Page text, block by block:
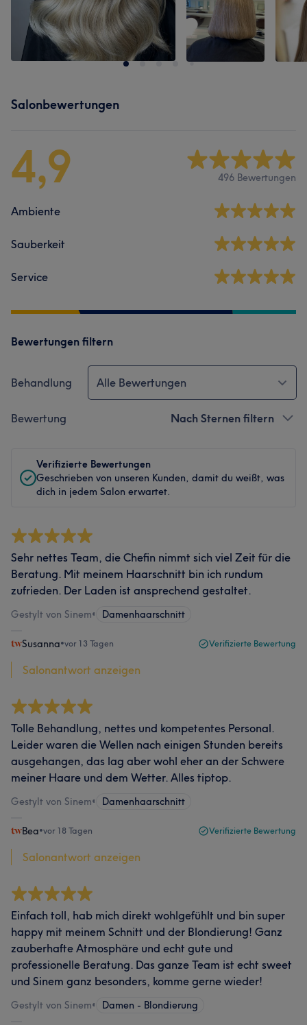
Salonbewertungen
4,9 496 Bewertungen
Ambiente
Sauberkeit
Service
Bewertungen filtern
Behandlung Alle Bewertungen
Bewertung Nach Sternen filtern
Verifizierte Bewertungen
Geschrieben von unseren Kunden, damit du weißt, was
dich in jedem Salon erwartet.
Sehr nettes Team, die Chefin nimmt sich viel Zeit für die
Beratung. Mit meinem Haarschnitt bin ich rundum
zufrieden. Der Laden ist ansprechend gestaltet.
Gestylt von Sinem• Damenhaarschnitt
Susanna•vor 13 Tagen Verifizierte Bewertung
Salonantwort anzeigen
Tolle Behandlung, nettes und kompetentes Personal.
Leider waren die Wellen nach einigen Stunden bereits
ausgehangen, das lag aber wohl eher an der Schwere
meiner Haare und dem Wetter. Alles tiptop.
Gestylt von Sinem• Damenhaarschnitt
Bea•vor 18 Tagen Verifizierte Bewertung
Salonantwort anzeigen
Einfach toll, hab mich direkt wohlgefühlt und bin super
happy mit meinem Schnitt und der Blondierung! Ganz
zauberhafte Atmosphäre und echt gute und
professionelle Beratung. Das ganze Team ist echt sweet
und Sinem ganz besonders, komme gerne wieder!
Gestylt von Sinem• Damen - Blondierung